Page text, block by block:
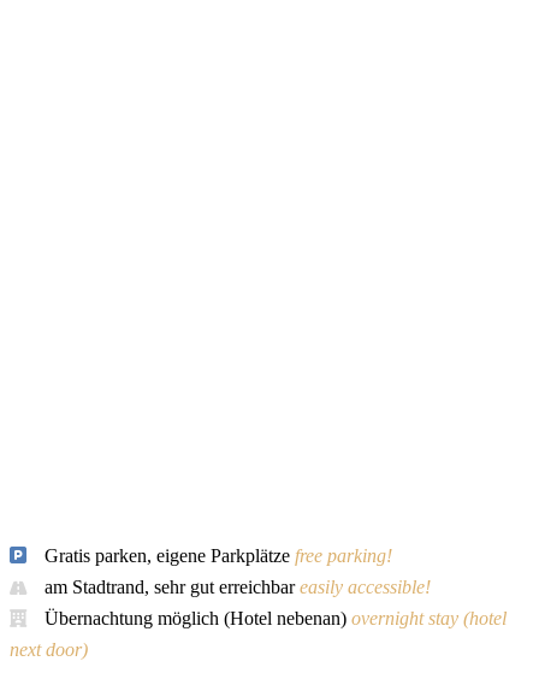
Gratis parken, eigene Parkplätze free parking!
am Stadtrand, sehr gut erreichbareasily accessible!
Übernachtung möglich (Hotel nebenan) overnight stay (hotel
next door)